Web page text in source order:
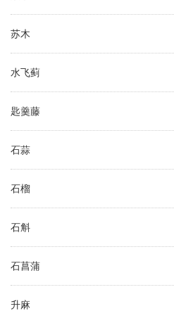
苏木
水飞蓟
匙羹藤
石蒜
石榴
石斛
石菖蒲
升麻